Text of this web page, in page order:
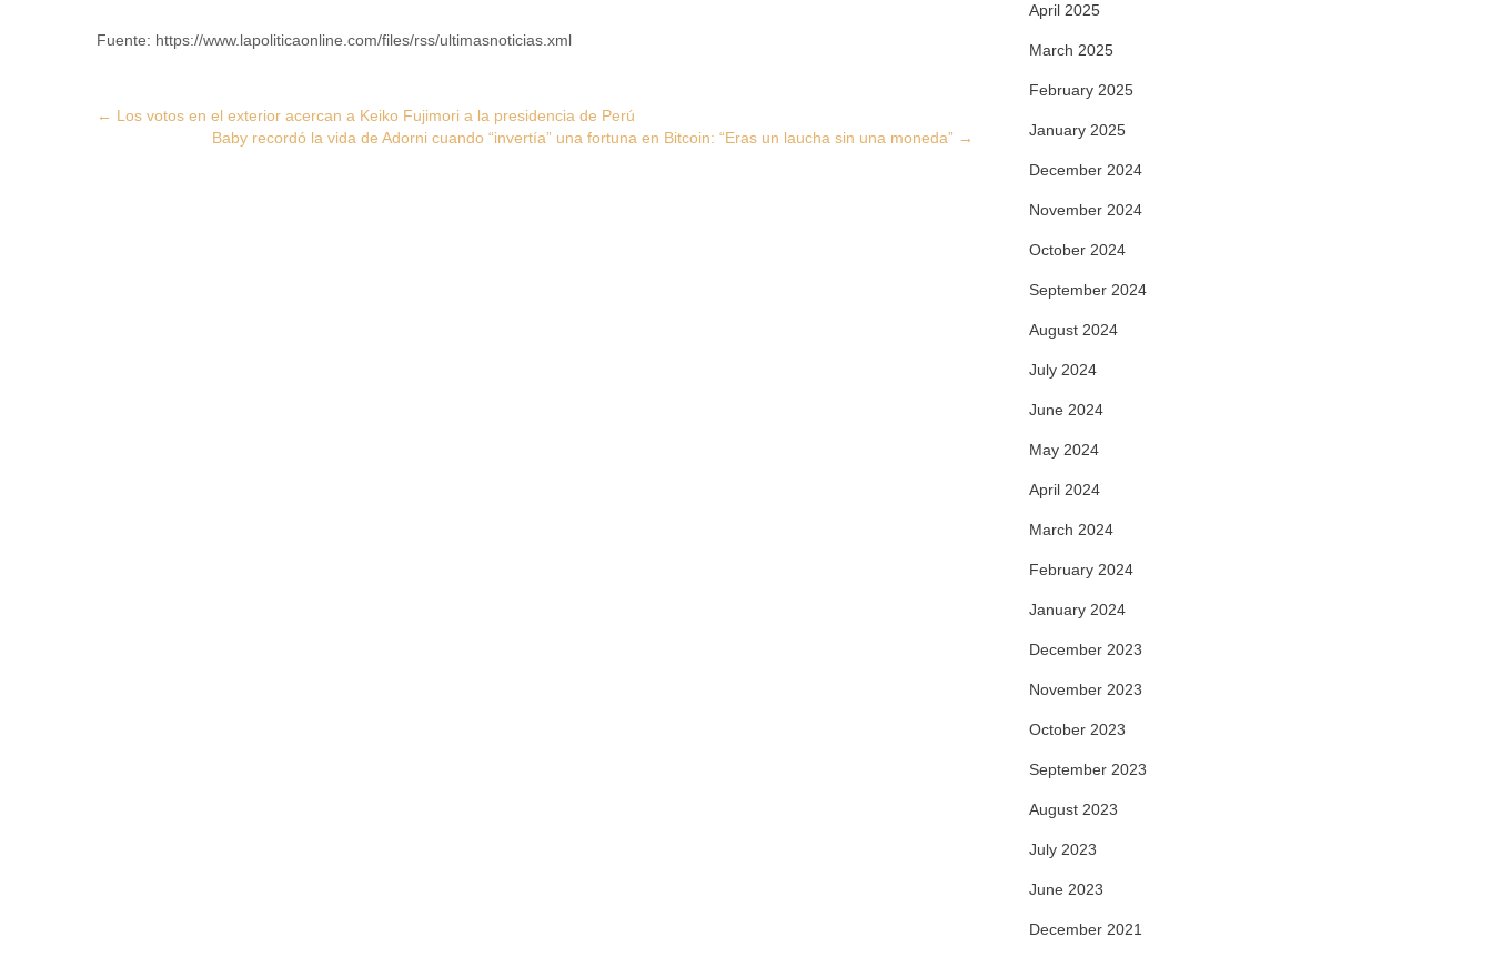
Fuente: https://www.lapoliticaonline.com/files/rss/ultimasnoticias.xml
Post
← Los votos en el exterior acercan a Keiko Fujimori a la presidencia de Perú
Baby recordó la vida de Adorni cuando “invertía” una fortuna en Bitcoin: “Eras un laucha sin una moneda” →
April 2025
March 2025
February 2025
January 2025
December 2024
November 2024
October 2024
September 2024
August 2024
July 2024
June 2024
May 2024
April 2024
March 2024
February 2024
January 2024
December 2023
November 2023
October 2023
September 2023
August 2023
July 2023
June 2023
December 2021